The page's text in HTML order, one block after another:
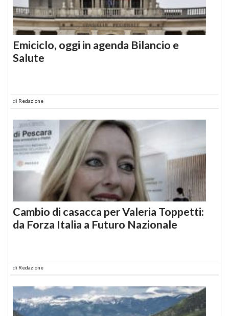
Emiciclo, oggi in agenda Bilancio e
Salute
di Redazione
Cambio di casacca per Valeria Toppetti:
da Forza Italia a Futuro Nazionale
di Redazione